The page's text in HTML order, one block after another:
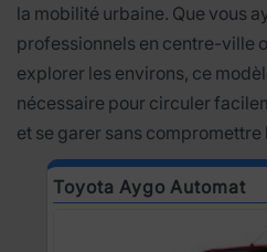
la mobilité urbaine. Que vous
professionnels en centre-ville
explorer les environs, ce
nécessaire pour circuler
et se garer sans compromettre
Toyota Aygo Automat